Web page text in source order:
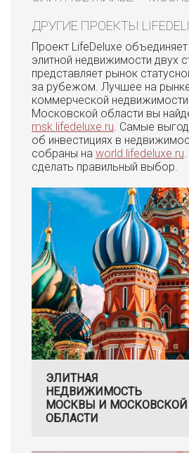
ДРУГИЕ ПРОЕКТЫ
Проект LifeDeluxe
элитной недвижимости двух
представляет рынок
за рубежом. Лучшее на
коммерческой
Московской области вы
msk.lifedeluxe.ru . Самые
об инвестициях в
собраны на world.lifedeluxe.ru
сделать правильный выбор.
ЭЛИТНАЯ
НЕДВИЖИМОСТЬ
МОСКВЫ И МОСКОВСКОЙ
ОБЛАСТИ